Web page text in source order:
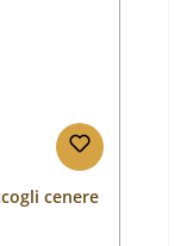
cenere